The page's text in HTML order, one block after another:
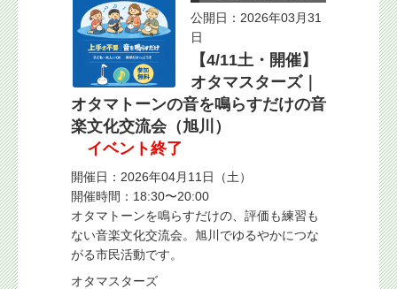
公開日：2026年03月31
日
【4/11土・開催】
オタマスターズ｜
オタマトーンの音を鳴らすだけの音
楽文化交流会（旭川）
イベント終了
開催日：2026年04月11日（土）
開催時間：18:30〜20:00
オタマトーンを鳴らすだけの、評価も練習も
ない音楽文化交流会。旭川でゆるやかにつな
がる市民活動です。
オタマスターズ